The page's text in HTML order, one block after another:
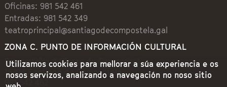
Oficinas: 981 542 461
Entradas: 981 542 349
teatroprincipal@santiagodecompostela.gal
ZONA C. PUNTO DE INFORMACIÓN CULTURAL
Preguntoiro, 1 (Praza de Cervantes)
15704 Santiago de Compostela
981 542 462
Utilizamos cookies para mellorar a súa experiencia e os
nosos servizos, analizando a navegación no noso sitio